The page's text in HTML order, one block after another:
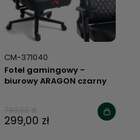
CM-371040
Fotel gamingowy -
biurowy ARAGON czarny
299,00 zł